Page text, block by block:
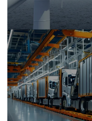
programmets
avgörande att
inställning för att
kan uppstå. De
säkerställa att rätt
de olika projekten
effektivt sätt.
För att säkerställa